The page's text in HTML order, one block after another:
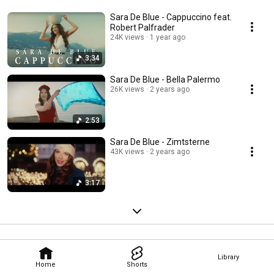
Home Shorts
Library
Sängerin bei „Dancing Stars“ und der ORF Licht Ins Dunkel Show u.a. neben
Rainhard Fendrich auf.
3:34
Sara De Blue - Cappuccino feat.
Robert Palfrader
24K views 1 year ago
2:53
Sara De Blue - Bella Palermo
26K views 2 years ago
3:17
Sara De Blue - Zimtsterne
43K views 2 years ago